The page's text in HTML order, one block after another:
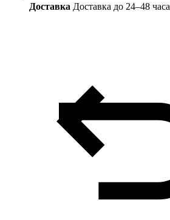
Доставка Доставка до 24–48 часа